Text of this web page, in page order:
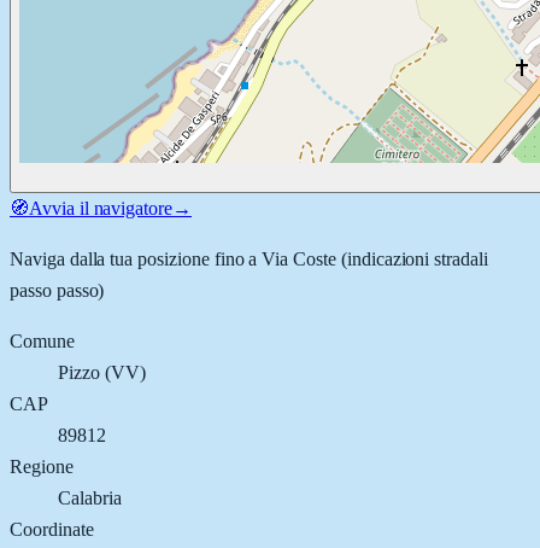
🧭Avvia il navigatore→
Naviga dalla tua posizione fino aVia Coste(indicazioni stradali
passo passo)
Comune
Pizzo(VV)
CAP
89812
Regione
Calabria
Coordinate